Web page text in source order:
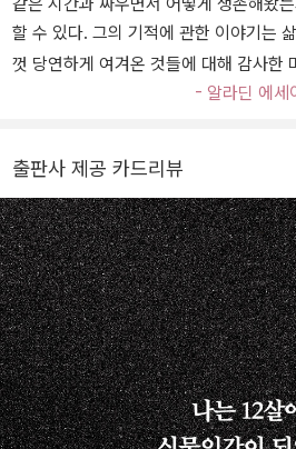
할 수 있다. 그의 기적에 관한 이야기는
껏 당연하게 여겨온 것들에 대해 감사한
- 알라딘 에세
출판사 제공 카드리뷰